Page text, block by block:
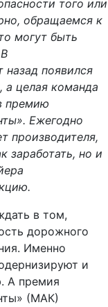
того или
обращаемся к
могут быть
назад появился
а целая команда
премию
Ежегодно
производителя,
заработать, но и
в том,
дорожного
Именно
и
А премия
(МАК)